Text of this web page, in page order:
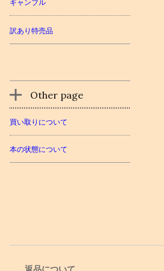
ギャンブル
訳あり特売品
Other page
買い取りについて
本の状態について